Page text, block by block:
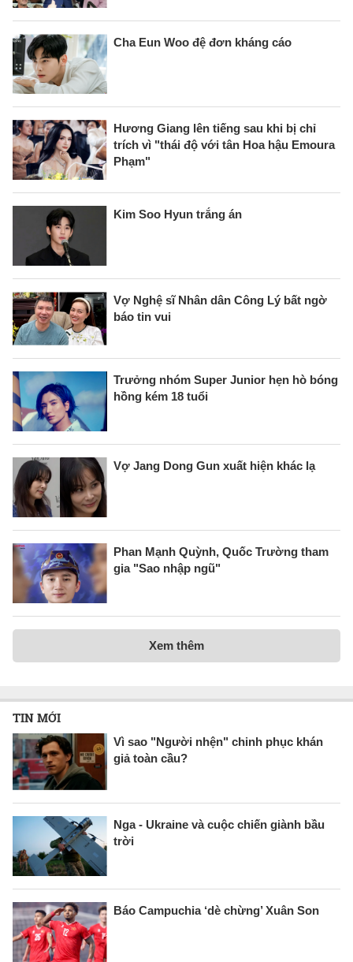
Cha Eun Woo đệ đơn kháng cáo
Hương Giang lên tiếng sau khi bị chỉ
trích vì "thái độ với tân Hoa hậu Emoura
Phạm"
Kim Soo Hyun trắng án
Vợ Nghệ sĩ Nhân dân Công Lý bất ngờ
báo tin vui
Trưởng nhóm Super Junior hẹn hò bóng
hồng kém 18 tuổi
Vợ Jang Dong Gun xuất hiện khác lạ
Phan Mạnh Quỳnh, Quốc Trường tham
gia "Sao nhập ngũ"
Xem thêm
TIN MỚI
Vì sao "Người nhện" chinh phục khán
giả toàn cầu?
Nga - Ukraine và cuộc chiến giành bầu
trời
Báo Campuchia ‘dè chừng’ Xuân Son